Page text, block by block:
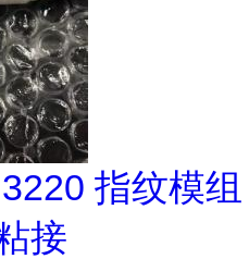
指纹模组
接